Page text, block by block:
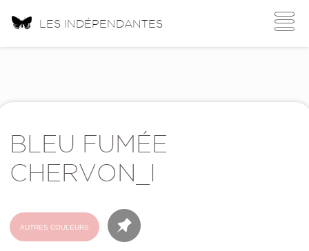
Toggle
LES INDÉPENDANTES
BLEU FUMÉE
CHERVON_I
AUTRES COULEURS